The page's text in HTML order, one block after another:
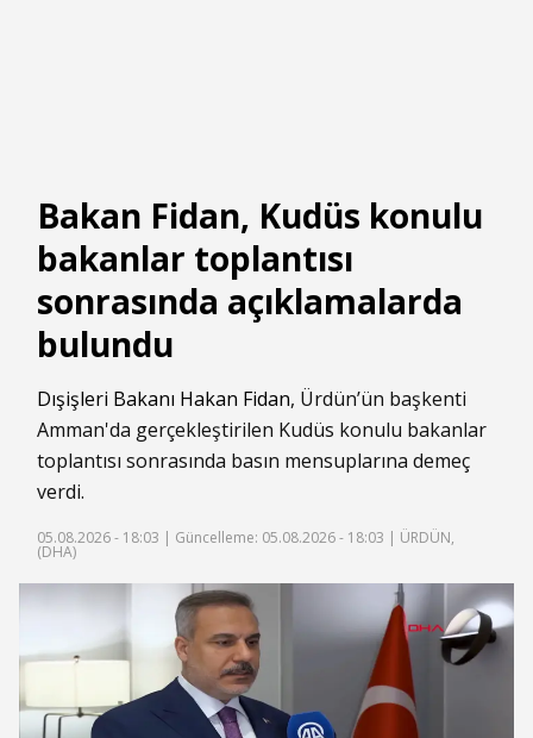
Bakan Fidan, Kudüs konulu
bakanlar toplantısı
sonrasında açıklamalarda
bulundu
Dışişleri Bakanı Hakan Fidan, Ürdün’ün başkenti
Amman'da gerçekleştirilen Kudüs konulu bakanlar
toplantısı sonrasında basın mensuplarına demeç
verdi.
05.08.2026 - 18:03 | Güncelleme: 05.08.2026 - 18:03 | ÜRDÜN,
(DHA)